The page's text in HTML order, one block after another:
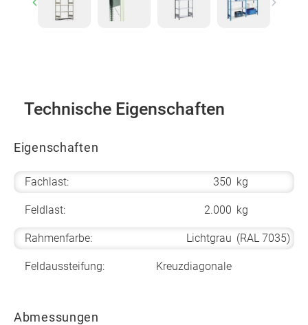
Previous Next
Technische Eigenschaften
Eigenschaften
Fachlast: 350 kg
Feldlast: 2.000 kg
Rahmenfarbe: Lichtgrau (RAL 7035)
Feldaussteifung: Kreuzdiagonale
Abmessungen